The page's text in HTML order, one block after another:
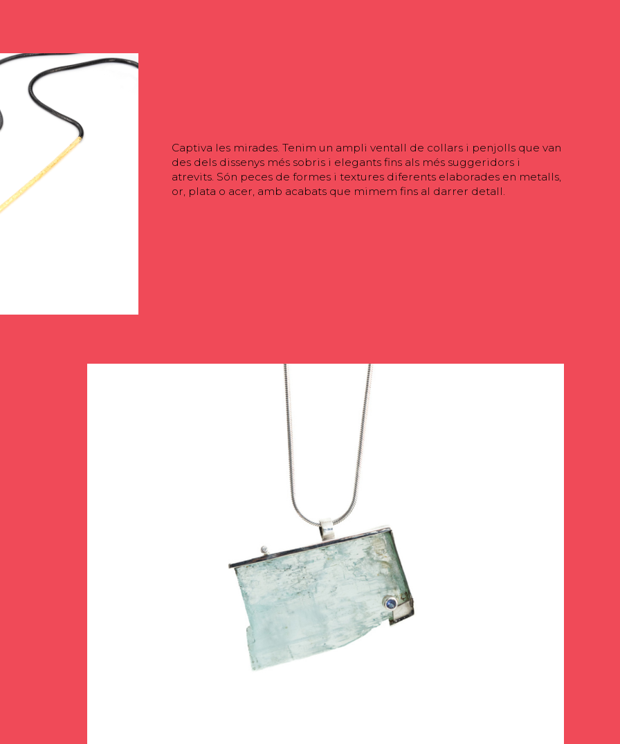
Captiva les mirades. Tenim un ampli ventall de collars i penjolls que van
des dels dissenys més sobris i elegants fins als més suggeridors i
atrevits. Són peces de formes i textures diferents elaborades en metalls,
or, plata o acer, amb acabats que mimem fins al darrer detall.